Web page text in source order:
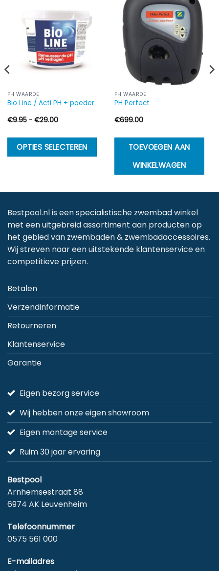
PH WAARDE
Bio Line / Acti PH + poeder
€9.95 - €29.00Prijsklasse:
€29.00
OPTIES SELECTEREN
variaties.
optie
kan
gekozen
worden
PH WAARDE
PH Perfect
€699.00
TOEVOEGEN AAN
WINKELWAGEN
Bestpool.nl is een specialistische zwembad winkel
met een uitgebreid assortiment aan producten op
het gebied van zwembaden & zwembadaccessoires.
Wij streven naar een uitstekende klantenservice en
competitieve prijzen.
Betalen
Verzendinformatie
Retourneren
Klantenservice
Garantie
Eigen bezorg service
Wij hebben onze eigen showroom
Eigen montage service
Ruim 30 jaar ervaring
Bestpool
Arnhemsestraat 88
6974 AK Leuvenheim
Telefoonnummer
0575 561 000
E-mailadres